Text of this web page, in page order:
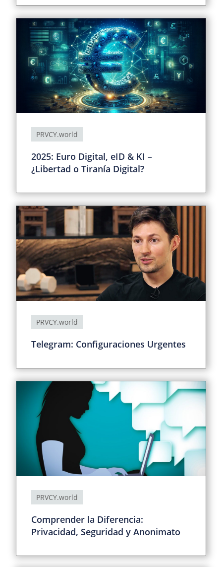
PRVCY.world
2025: Euro Digital, eID & KI –
¿Libertad o Tiranía Digital?
PRVCY.world
Telegram: Configuraciones Urgentes
PRVCY.world
Comprender la Diferencia:
Privacidad, Seguridad y Anonimato